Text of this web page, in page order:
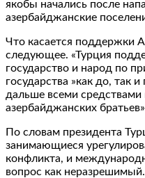
якобы начались после
азербайджанские
Что касается поддержки
следующее. «Турция
государство и народ по
государства »как до, так
дальше всеми
азербайджанских
По словам президента
занимающиеся
конфликта, и
вопрос как